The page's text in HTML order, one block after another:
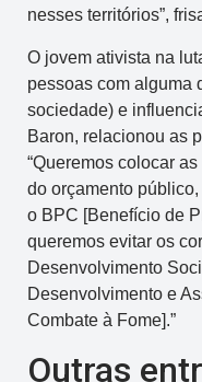
nesses territórios”,
O jovem ativista na
pessoas com alguma
sociedade) e
Baron, relacionou as
“Queremos colocar
do orçamento
o BPC [Benefício de
queremos evitar os
Desenvolvimento
Desenvolvimento e
Combate à Fome].”
Outras